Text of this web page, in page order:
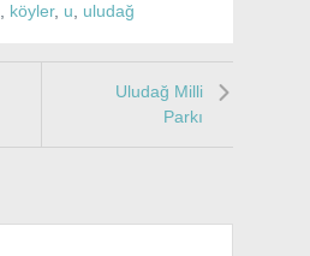
köyler, u uludağ
Uludağ Milli
Parkı